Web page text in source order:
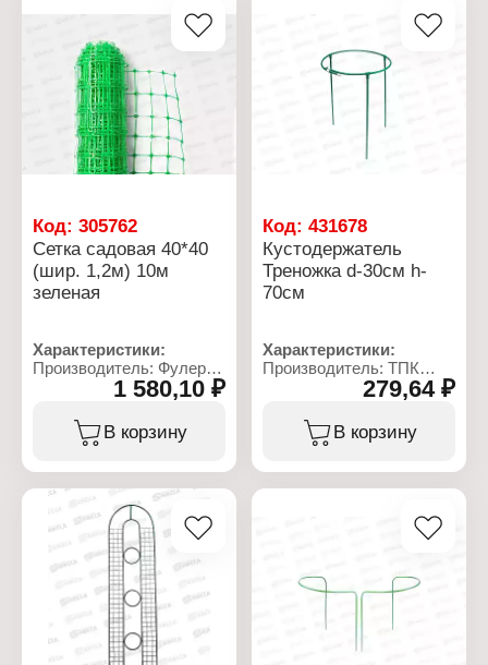
Цвет: зеленый
Код: 305762
Сетка садовая 40*40
(шир. 1,2м) 10м
зеленая
Характеристики:
Производитель: Фулерен
Тип товара: Сетка
Вариация: заборная
Размер ячеек: 40х40 мм
Материал: пластик
Цвет: зеленый
1 580,10 ₽
В корзину
Код:431678
Кустодержатель
Треножка d-30см h-
70см
Характеристики:
Производитель: ТПК
Кустодержатель
Модель: "Треножка"
279,64 ₽
В корзину